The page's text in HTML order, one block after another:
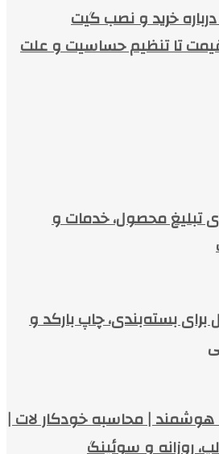
خرید و نصب گیت
تا تنظیم حساسیت و علت
تبلیغ محصول، خدمات و
برای بسته‌بندی، چاپ بارکد و
هوشمند | محاسبه خودکار لات |
روزانه و سوئینگ